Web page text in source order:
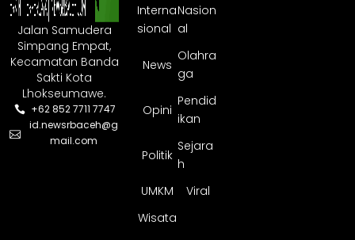
Jalan Samudera
Simpang Empat,
Kecamatan Banda
Sakti Kota
Lhokseumawe.
+62 852 7711 7747
id.newsrbaceh@g
mail.com
Interna
sional
Nasion
al
News
Olahra
ga
Opini
Pendid
ikan
Politik
Sejara
h
UMKM
Viral
Wisata